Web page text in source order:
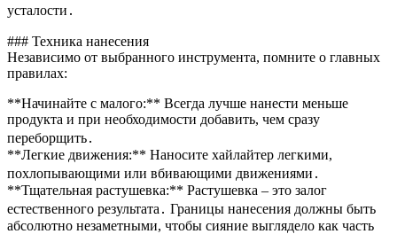
усталости․
### Техника нанесения
Независимо от выбранного инструмента, помните о главных
правилах:
**Начинайте с малого:** Всегда лучше нанести меньше
продукта и при необходимости добавить, чем сразу
переборщить․
**Легкие движения:** Наносите хайлайтер легкими,
похлопывающими или вбивающими движениями․
**Тщательная растушевка:** Растушевка – это залог
естественного результата․ Границы нанесения должны быть
абсолютно незаметными, чтобы сияние выглядело как часть